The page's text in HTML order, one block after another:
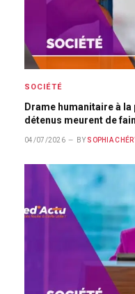
SOCIÉTÉ
Drame humanitaire à
détenus meurent de
04/07/2026 BY SOPHIA